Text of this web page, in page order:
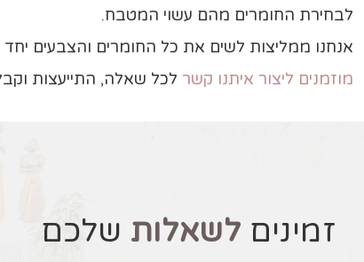
לבחירת החומרים מהם עשוי המטבח.
אנחנו ממליצות לשים את כל החומרים והצבעים
מוזמנים ליצור איתנו קשר לכל שאלה, התייעצות
זמינים לשאלות שלכם